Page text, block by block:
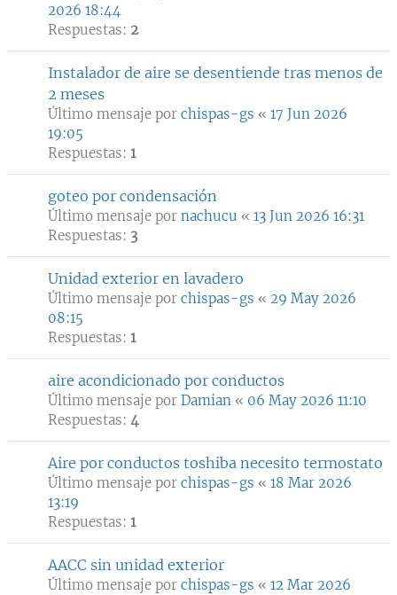
2026 18:44
Respuestas: 2
Instalador de aire se desentiende tras menos de
2 meses
Último mensaje por chispas-gs « 17 Jun 2026
19:05
Respuestas: 1
goteo por condensación
Último mensaje por nachucu « 13 Jun 2026 16:31
Respuestas: 3
Unidad exterior en lavadero
Último mensaje por chispas-gs « 29 May 2026
08:15
Respuestas: 1
aire acondicionado por conductos
Último mensaje por Damian « 06 May 2026 11:10
Respuestas: 4
Aire por conductos toshiba necesito termostato
Último mensaje por chispas-gs « 18 Mar 2026
13:19
Respuestas: 1
AACC sin unidad exterior
Último mensaje por chispas-gs « 12 Mar 2026